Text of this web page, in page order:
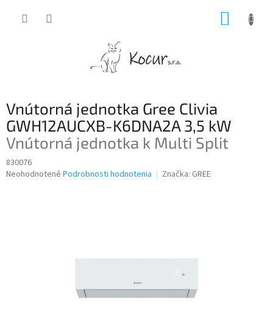
Vnútorná jednotka Gree Clivia
GWH12AUCXB-K6DNA2A 3,5 kW
Vnútorná jednotka k Multi Split
830076
Priemerné
Neohodnotené Podrobnosti hodnotenia Značka: GREE